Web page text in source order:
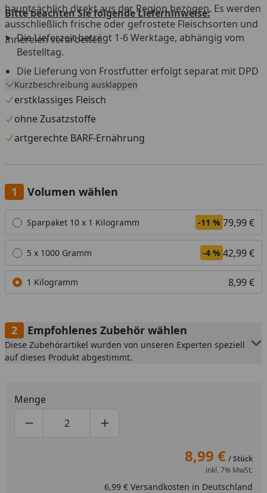
hauptsächlich direkt aus der Region bezogen. Es werden
ausschließlich frische oder gefrostete Fleischsorten und
Innereien verarbeitet.
Bitte beachten Sie folgende Lieferhinweise:
Die Lieferzeit beträgt 1-6 Werktage, abhängig vom
Bestelltag.
Die Lieferung von Frostfutter erfolgt separat mit DPD
aus einem Tiefkühllager.
Versandtage sind Montag bis Mittwoch, außer an
Feiertagen.
Versand nur innerhalb Deutschland und Österreich.
Eine Anlieferung an eine Packstation ist nicht möglich.
Widerrufs- und Rückgaberecht ist für dieses Produkt
nicht gültig.
Kurzbeschreibung ausklappen
erstklassiges Fleisch
ohne Zusatzstoffe
artgerechte BARF-Ernährung
Volumen wählen
Alle anzeigen (3)
Sparpaket 10 x 1 Kilogramm -11 % 79,99 €
5 x 1000 Gramm -4 % 42,99 €
1 Kilogramm 8,99 €
Empfohlenes Zubehör wählen
Diese Zubehörartikel wurden von unseren Experten speziell
auf dieses Produkt abgestimmt.
Menge
Produktmenge um eins verringern
Produktmenge manuell eingeben
Produktmenge um eins erhöhen
8,99 € / Stück
inkl. 7% MwSt.
6,99 € Versandkosten in Deutschland